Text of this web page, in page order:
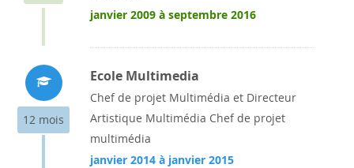
janvier 2009 à septembre 2016
12 mois
Ecole Multimedia
Chef de projet Multimédia et Directeur
Artistique Multimédia Chef de projet
multimédia
janvier 2014 à janvier 2015